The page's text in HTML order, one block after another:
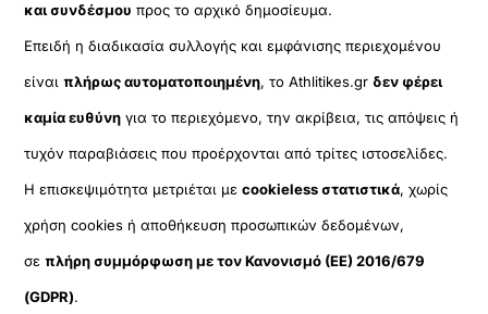
και συνδέσμου προς το αρχικό δημοσίευμα.
Επειδή η διαδικασία συλλογής και εμφάνισης περιεχομένου
είναιπλήρως αυτοματοποιημένη, το Athlitikes.gr δεν φέρει
καμία ευθύνη για το περιεχόμενο, την ακρίβεια, τις απόψεις ή
τυχόν παραβιάσεις που προέρχονται από τρίτες ιστοσελίδες.
Η επισκεψιμότητα μετριέται μεcookieless στατιστικά, χωρίς
χρήση cookies ή αποθήκευση προσωπικών δεδομένων,
σεπλήρη συμμόρφωση με τον Κανονισμό (ΕΕ) 2016/679
(GDPR).